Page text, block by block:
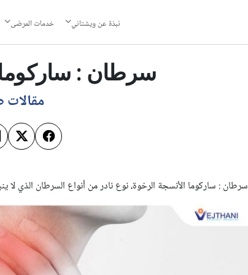
نبذة عن ويشتاني خدمات المرضى
سرطان : ساركوما
سرطان : ساركوما الأنسجة الرخوة، نوع نادر من أنواع السرطان الذي لا